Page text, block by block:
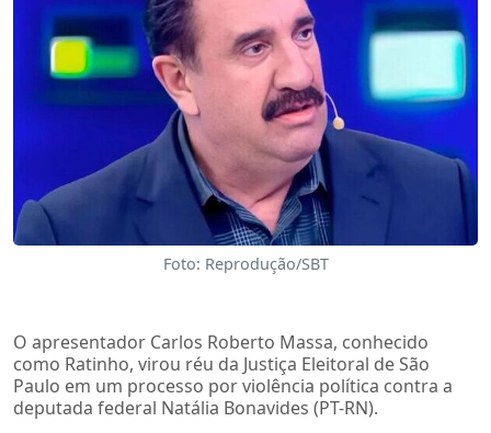
Foto: Reprodução/SBT
O apresentador Carlos Roberto Massa, conhecido
como Ratinho, virou réu da Justiça Eleitoral de São
Paulo em um processo por violência política contra a
deputada federal Natália Bonavides (PT-RN).